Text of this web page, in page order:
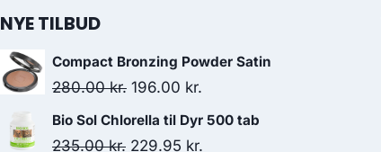
NYE TILBUD
Compact Bronzing Powder Satin
280.00kr. Den
oprindelige
pris
196.00 kr.
aktuelle
Bio Sol Chlorella til Dyr 500 tab
235.00kr. Den
229.95 kr.